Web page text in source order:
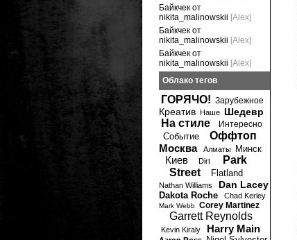
Байкчек от
nikita_malinowskii [Alex]
Байкчек от
nikita_malinowskii [Alex]
Байкчек от
nikita_malinowskii [Alex]
Облако тегов
ГОРЯЧО! Зарубежное
Креатив Наше Шедевр
На стиле Интересно
Событие
Оффтоп
Москва
Алматы Минск
Киев Dirt
Park
Street
Flatland
Nathan Williams Dan Lacey
Dakota Roche Chad Kerley
Mark Webb Corey Martinez
Garrett Reynolds
Kevin Kiraly Harry Main